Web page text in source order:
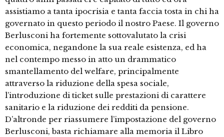
assistiamo a tanta ipocrisia e tanta faccia tosta in chi ha
governato in questo periodo il nostro Paese. Il governo
Berlusconi ha fortemente sottovalutato la crisi
economica, negandone la sua reale esistenza, ed ha
nel contempo messo in atto un drammatico
smantellamento del welfare, principalmente
attraverso la riduzione della spesa sociale,
l’introduzione di ticket sulle prestazioni di carattere
sanitario e la riduzione dei redditi da pensione.
D’altronde per riassumere l’impostazione del governo
Berlusconi, basta richiamare alla memoria il Libro